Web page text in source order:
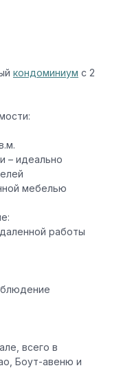
кондоминиум с 2
– идеально
мебелью
работы
всего в
Боут-авеню и